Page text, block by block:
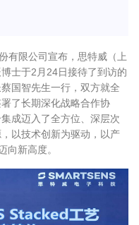
有限公司宣布，思特威（上
士于2 月 24日接待了到访的
国智先生一行，双方就全
了长期深化战略合作协
成迈入了全方位、深层次
以技术创新为驱动，以产
向新高度。